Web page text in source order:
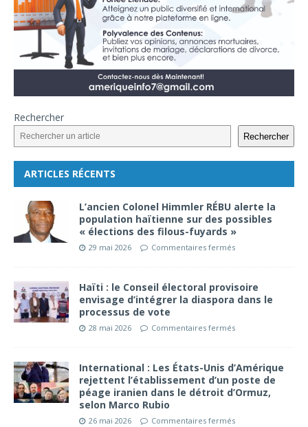
Rechercher
Rechercher
ARTICLES RÉCENTS
L’ancien Colonel Himmler RÉBU alerte la
population haïtienne sur des possibles
« élections des filous-fuyards »
29 mai 2026 Commentaires fermés
Haïti : le Conseil électoral provisoire
envisage d’intégrer la diaspora dans le
processus de vote
28 mai 2026 Commentaires fermés
International : Les États-Unis d’Amérique
rejettent l’établissement d’un poste de
péage iranien dans le détroit d’Ormuz,
selon Marco Rubio
26 mai 2026 Commentaires fermés